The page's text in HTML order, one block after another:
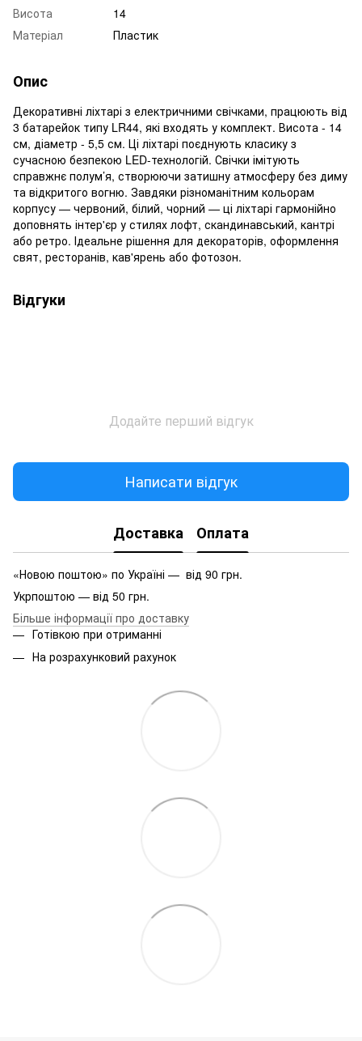
Висота
14
Матеріал
Пластик
Опис
Декоративні ліхтарі з електричними свічками, працюють від
3 батарейок типу LR44, які входять у комплект. Висота - 14
см, діаметр - 5,5 см. Ці ліхтарі поєднують класику з
сучасною безпекою LED-технологій. Свічки імітують
справжнє полум’я, створюючи затишну атмосферу без диму
та відкритого вогню. Завдяки різноманітним кольорам
корпусу — червоний, білий, чорний — ці ліхтарі гармонійно
доповнять інтер'єр у стилях лофт, скандинавський, кантрі
або ретро. Ідеальне рішення для декораторів, оформлення
свят, ресторанів, кав'ярень або фотозон.
Відгуки
Додайте перший відгук
Написати відгук
Доставка Оплата
«Новою поштою» по Україні — від 90 грн.
Укрпоштою — від 50 грн.
Більше інформації про доставку
Готівкою при отриманні
На розрахунковий рахунок